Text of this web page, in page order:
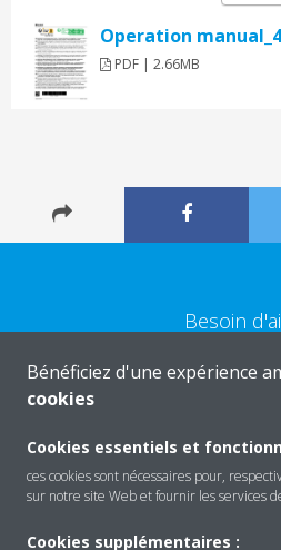
Operation
PDF | 2.66MB
Besoin
CONTACTEZ-
Bénéficiez d'une expérience
cookies
Cookies essentiels et
ces cookies sont nécessaires pour,
sur notre site Web et fournir les services
Cookies supplémentaires :